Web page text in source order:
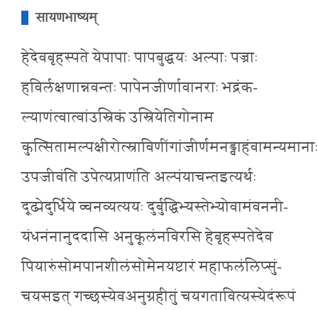
सायणभाष्यम्
हेदेवबृहस्पते येपापाः पापबुद्धयः अल्पाः पज्राः
हविर्लक्षणान्नवन्तः पापेनजीर्णावानराः भद्रंक-
ल्याणंत्वात्वांउस्रिकं उस्रियेतिगोनाम
कुत्सितामल्पक्षीरोत्स्राविणींगांजीर्णमनड्वाहंवामन्यमानाः
उपजीवंति उपेत्यप्राणंति अल्पंयाचन्तइत्यर्थः
दूढ्येदुर्धिये व्चनव्यत्ययः दुर्बुद्धिभ्यस्तेभ्योवामंवननी-
यंधनंनानुददासि अनुकूलंनविरसि हेबृहस्पतेदेव
पियारुंसोमपानशीलंसोमेनयष्टारं महाफलंलिप्सुं-
चयसइत् गच्छस्येवअनुग्रहीतुं चयगतावित्यस्येदंरूपं